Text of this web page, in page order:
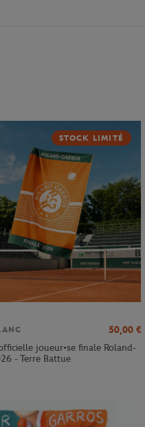
STOCK LIMITÉ
50,00 €
joueur•se finale Roland-
- Terre Battue